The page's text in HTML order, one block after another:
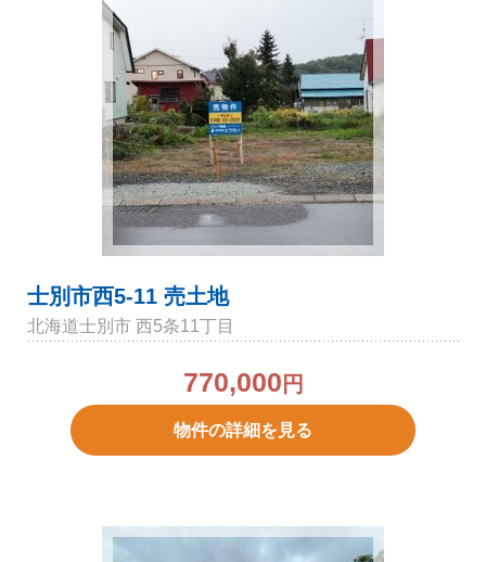
士別市西5-11 売土地
北海道士別市 西5条11丁目
770,000 円
物件の詳細を見る